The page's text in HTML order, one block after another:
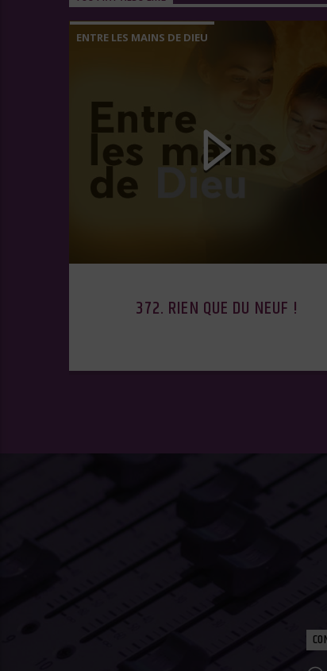
ENTRE LES MAINS DE DIEU
372. RIEN QUE DU NEUF !